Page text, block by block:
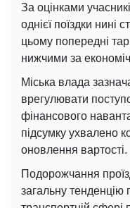
За оцінками
однієї поїздки нині
цьому попередні
нижчими за
Міська влада
врегулювати
фінансового
підсумку ухвалено
оновлення вартості.
Подорожчання
загальну тенденцію